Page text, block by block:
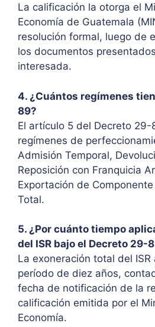
La calificación la otorga el
Economía de Guatemala
resolución formal, luego de
los documentos
interesada.
4. ¿Cuántos regímenes
89?
El artículo 5 del Decreto
regímenes de
Admisión Temporal,
Reposición con Franquicia
Exportación de
Total.
5. ¿Por cuánto tiempo
del ISR bajo el Decreto 29-
La exoneración total del ISR
período de diez años,
fecha de notificación de la
calificación emitida por el
Economía.